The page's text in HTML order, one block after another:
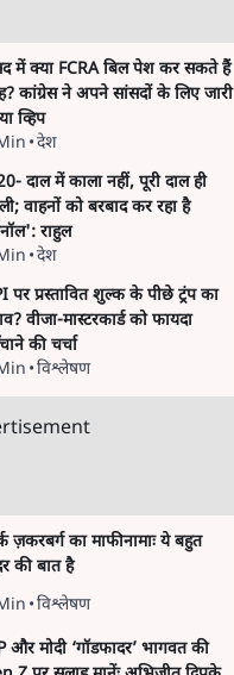
में क्या FCRA बिल पेश कर सकते हैं
कांग्रेस ने अपने सांसदों के लिए जारी
व्हिप
•देश
दाल में काला नहीं, पूरी दाल ही
वाहनों को बरबाद कर रहा है
राहुल
•देश
पर प्रस्तावित शुल्क के पीछे ट्रंप का
वीजा-मास्टरकार्ड को फायदा
की चर्चा
•विश्लेषण
ज़करबर्ग का माफीनामाः ये बहुत
की बात है
•विश्लेषण
और मोदी ‘गॉडफादर’ भागवत की